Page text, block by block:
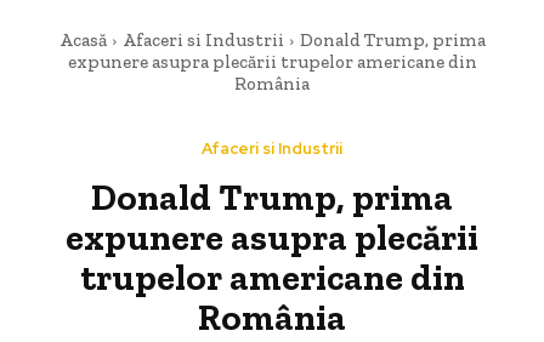
Acasă Afaceri si Industrii
Donald Trump, prima
expunere asupra plecării trupelor americane din
România
Afaceri si Industrii
Donald Trump, prima
expunere asupra plecării
trupelor americane din
România